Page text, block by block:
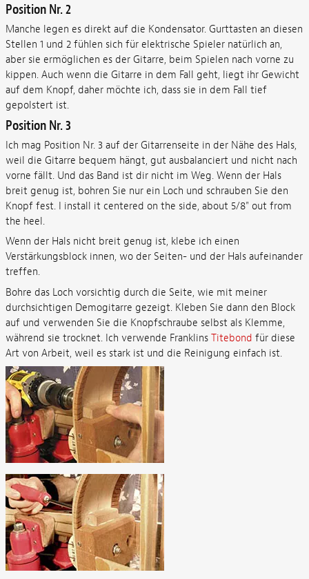
Position Nr. 2
Manche legen es direkt auf die Kondensator. Gurttasten an diesen
Stellen 1 und 2 fühlen sich für elektrische Spieler natürlich an,
aber sie ermöglichen es der Gitarre, beim Spielen nach vorne zu
kippen. Auch wenn die Gitarre in dem Fall geht, liegt ihr Gewicht
auf dem Knopf, daher möchte ich, dass sie in dem Fall tief
gepolstert ist.
Position Nr. 3
Ich mag Position Nr. 3 auf der Gitarrenseite in der Nähe des Hals,
weil die Gitarre bequem hängt, gut ausbalanciert und nicht nach
vorne fällt. Und das Band ist dir nicht im Weg. Wenn der Hals
breit genug ist, bohren Sie nur ein Loch und schrauben Sie den
Knopf fest. I install it centered on the side, about 5/8" out from
the heel.
Wenn der Hals nicht breit genug ist, klebe ich einen
Verstärkungsblock innen, wo der Seiten- und der Hals aufeinander
treffen.
Bohre das Loch vorsichtig durch die Seite, wie mit meiner
durchsichtigen Demogitarre gezeigt. Kleben Sie dann den Block
auf und verwenden Sie die Knopfschraube selbst als Klemme,
während sie trocknet. Ich verwende Franklins Titebond für diese
Art von Arbeit, weil es stark ist und die Reinigung einfach ist.